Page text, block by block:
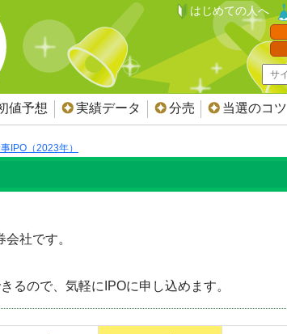
はじめての人へ
値予想 実績データ 分売 当選のコツ
IPO（2023年）
社です。
るので、気軽にIPOに申し込めます。